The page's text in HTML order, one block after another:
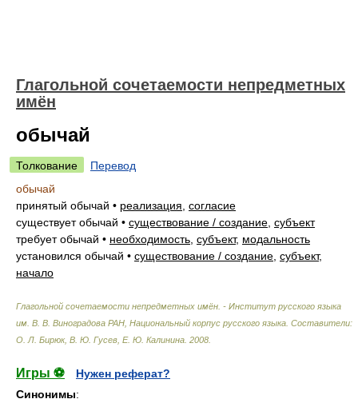
Глагольной сочетаемости непредметных
имён
обычай
Толкование
Перевод
обычай
принятый обычай • реализация согласие
существует обычай • существование / создание субъект
требует обычай • необходимость субъект, модальность
установился обычай • существование / создание субъект,
начало
Глагольной сочетаемости непредметных имён. - Институт русского языка
им. В. В. Виноградова РАН, Национальный корпус русского языка Составители:
О. Л. Бирюк, В. Ю. Гусев, Е. Ю. Калинина 2008
Игры ⚽
Нужен реферат?
Синонимы: